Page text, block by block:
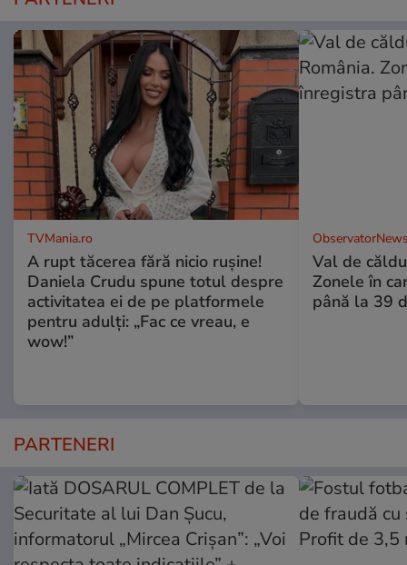
TVMania.ro
A rupt tăcerea fără nicio rușine!
Daniela Crudu spune totul despre
activitatea ei de pe platformele
pentru adulți: „Fac ce vreau, e
wow!”
Val de
Zonele în
până la 39
PARTENERI